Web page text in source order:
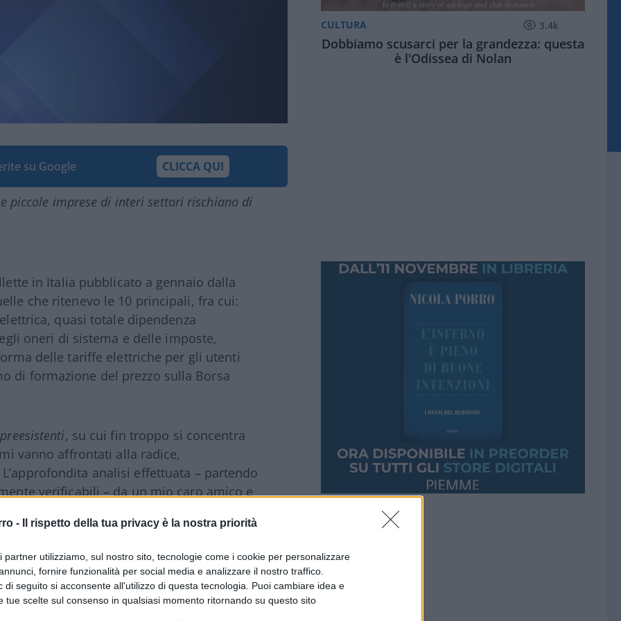
- Il rispetto della tua privacy è la nostra priorità
partner utilizziamo, sul nostro sito, tecnologie come i cookie per personalizzare
fornire funzionalità per social media e analizzare il nostro traffico.
di seguito si acconsente all'utilizzo di questa tecnologia. Puoi cambiare idea e
tue scelte sul consenso in qualsiasi momento ritornando su questo sito
su Google CLICCA QUI
piccole imprese di interi settori rischiano di
in Italia pubblicato a gennaio dalla
che ritenevo le 10 principali, fra cui:
quasi totale dipendenza
oneri di sistema e delle imposte,
delle tariffe elettriche per gli utenti
di formazione del prezzo sulla Borsa
preesistenti, su cui fin troppo si concentra
vanno affrontati alla radice,
L’approfondita analisi effettuata – partendo
verificabili – da un mio caro amico e
e di bilanci aziendali, e generosamente
luce sulle reali ragioni del caro-bollette, e
articolo, integrata da alcune
CULTURA 3.4k
Dobbiamo scusarci per la grandezza: questa
è l'Odissea di Nolan